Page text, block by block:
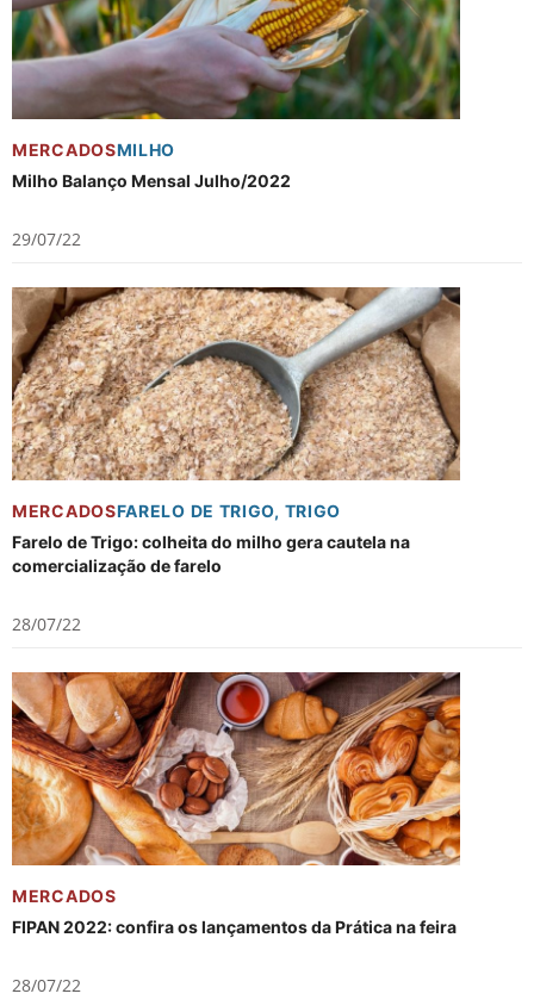
MERCADOSMILHO
Milho Balanço Mensal Julho/2022
29/07/22
MERCADOSFARELO DE TRIGO, TRIGO
Farelo de Trigo: colheita do milho gera cautela na
comercialização de farelo
28/07/22
MERCADOS
FIPAN 2022: confira os lançamentos da Prática na feira
28/07/22